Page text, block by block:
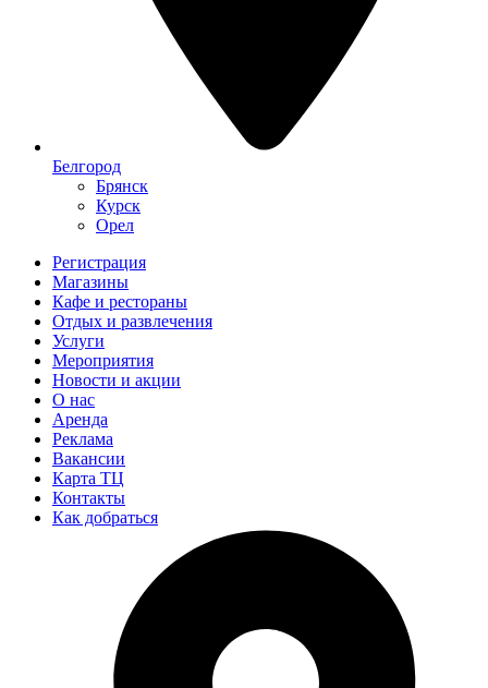
Белгород
Брянск
Курск
Орел
Регистрация
Магазины
Кафе и рестораны
Отдых и развлечения
Услуги
Мероприятия
Новости и акции
О нас
Аренда
Реклама
Вакансии
Карта ТЦ
Контакты
Как добраться